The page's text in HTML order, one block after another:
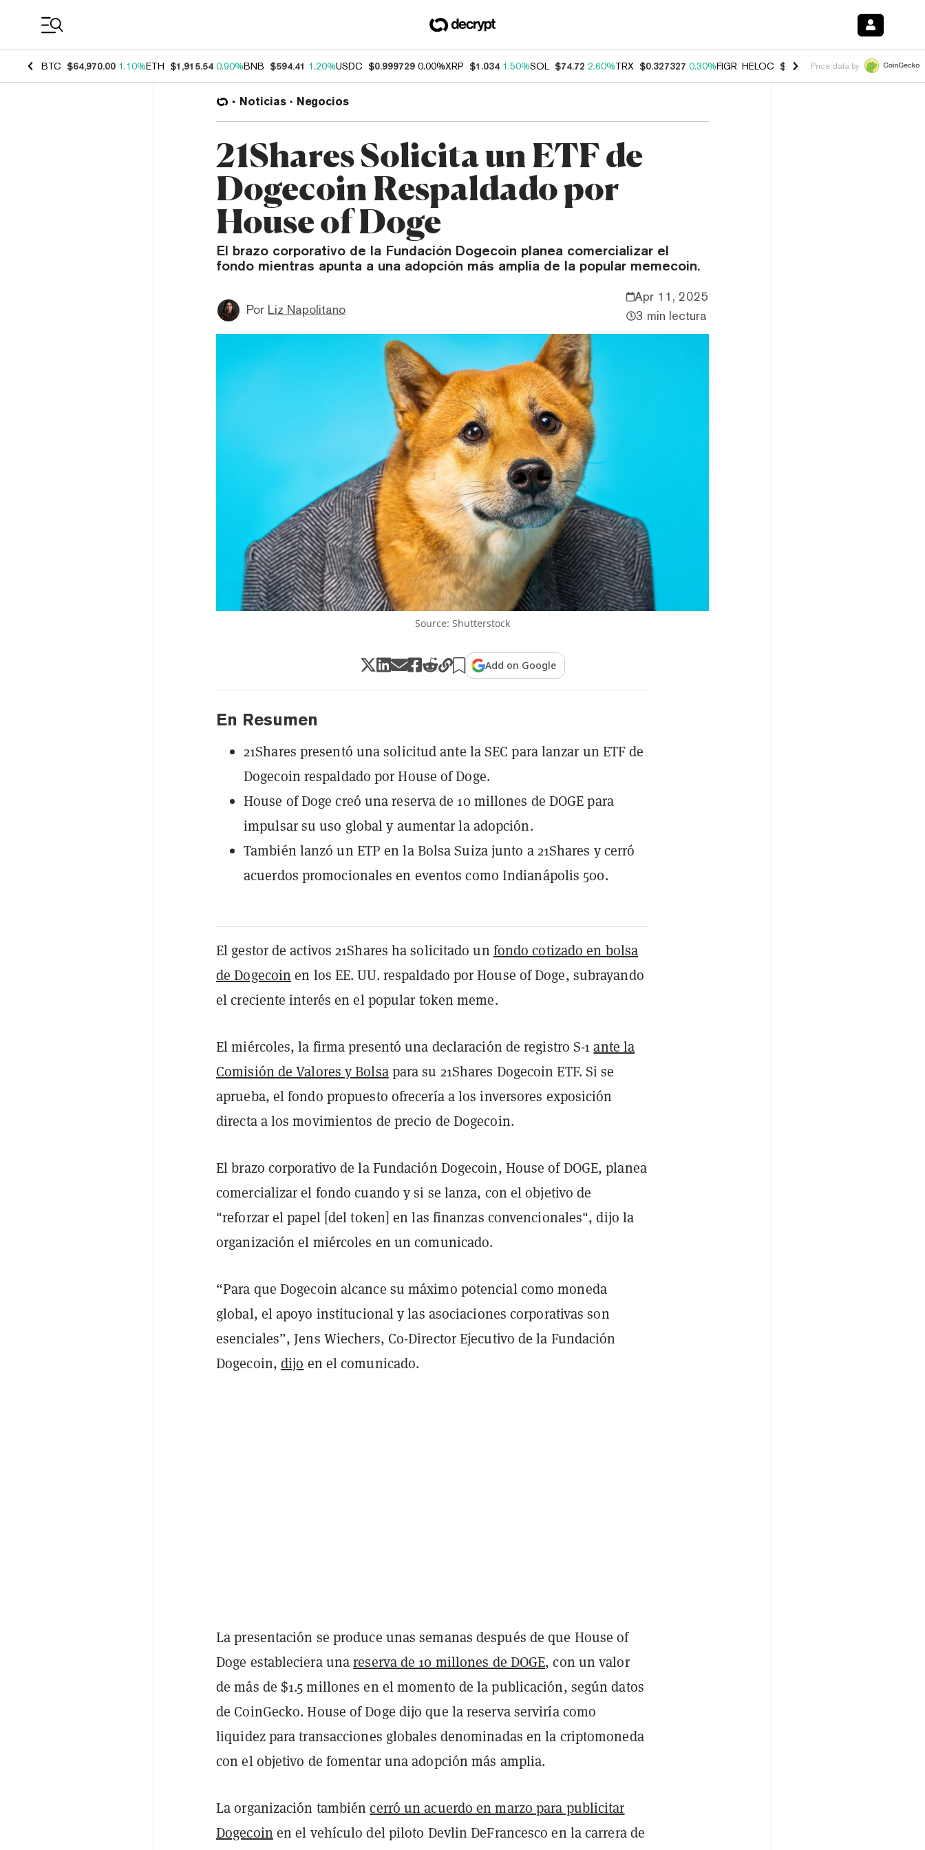
BTC $64,970.00 1.10%ETH $1,915.54 0.90%BNB $594.41 1.20%USDC $0.999729 0.00%XRP $1.034 1.50%SOL $74.72 2.60%TRX $0.327327 0.30%FIGR_HELOC $1.007 -2.70%HYPE $54.32 -
Price data by
Noticias Negocios
21Shares Solicita un ETF de
Dogecoin Respaldado por
House of Doge
El brazo corporativo de la Fundación Dogecoin planea comercializar el
fondo mientras apunta a una adopción más amplia de la popular memecoin.
Por Liz Napolitano
Apr 11, 2025
3 min lectura
Source: Shutterstock
Add on Google
En Resumen
21Shares presentó una solicitud ante la SEC para lanzar un ETF de
Dogecoin respaldado por House of Doge.
House of Doge creó una reserva de 10 millones de DOGE para
impulsar su uso global y aumentar la adopción.
También lanzó un ETP en la Bolsa Suiza junto a 21Shares y cerró
acuerdos promocionales en eventos como Indianápolis 500.
El gestor de activos 21Shares ha solicitado un fondo cotizado en bolsa
de Dogecoin en los EE. UU. respaldado por House of Doge, subrayando
el creciente interés en el popular token meme.
El miércoles, la firma presentó una declaración de registro S-1ante la
Comisión de Valores y Bolsapara su 21Shares Dogecoin ETF. Si se
aprueba, el fondo propuesto ofrecería a los inversores exposición
directa a los movimientos de precio de Dogecoin.
El brazo corporativo de la Fundación Dogecoin, House of DOGE, planea
comercializar el fondo cuando y si se lanza, con el objetivo de
"reforzar el papel [del token] en las finanzas convencionales", dijo la
organización el miércoles en un comunicado.
“Para que Dogecoin alcance su máximo potencial como moneda
global, el apoyo institucional y las asociaciones corporativas son
esenciales”, Jens Wiechers, Co-Director Ejecutivo de la Fundación
Dogecoin, dijo en el comunicado.
La presentación se produce unas semanas después de que House of
Doge estableciera unareserva de 10 millones de DOGE, con un valor
de más de $1.5 millones en el momento de la publicación, según datos
de CoinGecko. House of Doge dijo que la reserva serviría como
liquidez para transacciones globales denominadas en la criptomoneda
con el objetivo de fomentar una adopción más amplia.
La organización tambiéncerró un acuerdo en marzo para publicitar
Dogecoin en el vehículo del piloto Devlin DeFrancesco en la carrera de